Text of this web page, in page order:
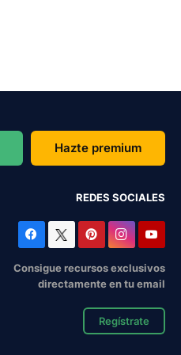
Hazte premium
REDES SOCIALES
Consigue recursos exclusivos
directamente en tu email
Regístrate